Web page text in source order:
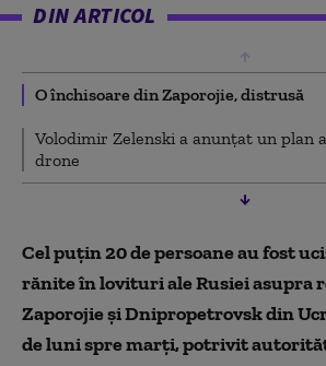
DIN ARTICOL
O închisoare din Zaporojie, distrusă
Volodimir Zelenski a anunțat un plan
drone
Cel puţin 20 de persoane au fost
rănite în lovituri ale Rusiei asupra
Zaporojie şi Dnipropetrovsk din
de luni spre marţi, potrivit